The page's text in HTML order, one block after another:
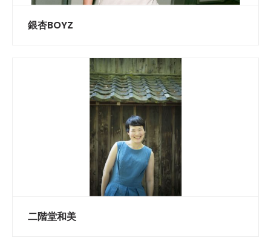
銀杏BOYZ
二階堂和美